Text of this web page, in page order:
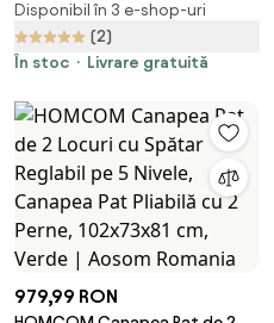
Divanetto 2 Posti Moderno con
Gambe in Acciaio, per Ufficio,
Soggiorno, Salotto e Camera
| Aosom Romania
Disponibil în 3 e-shop-uri
(2)
În stoc
Livrare gratuită
979,99 RON